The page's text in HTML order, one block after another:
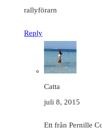
rallyförarn
Reply
Catta
juli 8, 2015
Ett från Pernille